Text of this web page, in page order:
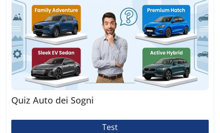
Quiz Auto dei Sogni
Test